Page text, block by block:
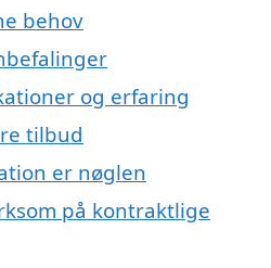
behov
og erfaring
tilbud
er nøglen
på kontraktlige